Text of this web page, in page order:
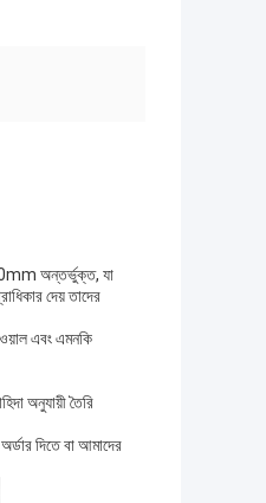
অন্তর্ভুক্ত, যা
দেয় তাদের
ওয়াল এবং এমনকি
অনুযায়ী তৈরি
দিতে বা আমাদের